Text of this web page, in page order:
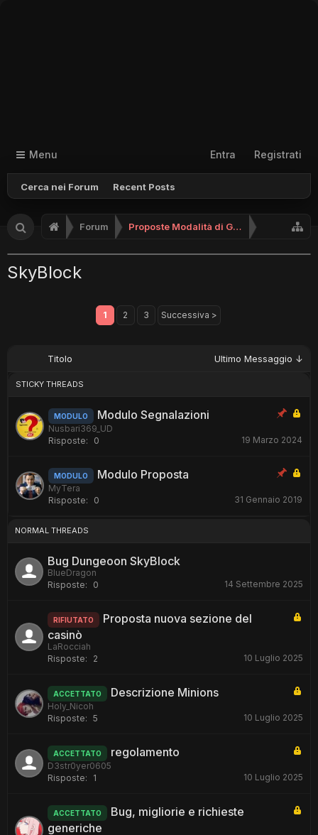
Menu
Cerca nei Forum Recent Posts
Entra Registrati
Forum Proposte Modalità di Gioco (No Supporto)
SkyBlock
1 2 3 Successiva >
Titolo Ultimo Messaggio ↓
STICKY THREADS
MODULO Modulo Segnalazioni
Nusbari369_UD
Risposte:
0 19 Marzo 2024
MODULO Modulo Proposta
MyTera
Risposte:
0 31 Gennaio 2019
NORMAL THREADS
Bug Dungeoon SkyBlock
BlueDragon
Risposte:
0 14 Settembre 2025
RIFIUTATO
Proposta nuova sezione del
casinò
LaRocciah
Risposte:
2 10 Luglio 2025
ACCETTATO Descrizione Minions
Holy_Nicoh
Risposte: 5 10 Luglio 2025
ACCETTATO regolamento
D3str0yer0605
Risposte:
1 10 Luglio 2025
ACCETTATO
Bug, migliorie e richieste
generiche